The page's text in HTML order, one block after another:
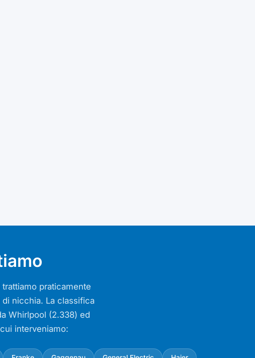
praticamente
nicchia. La classifica
Whirlpool (2.338) ed
interveniamo: